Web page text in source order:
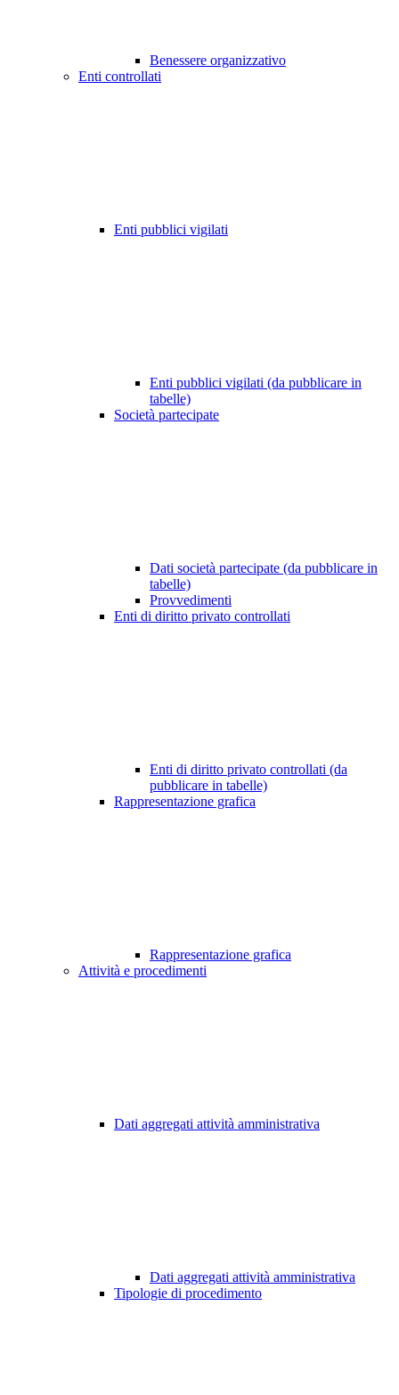
Benessere organizzativo
Enti controllati
Enti pubblici vigilati
Enti pubblici vigilati (da pubblicare in
tabelle)
Società partecipate
Dati società partecipate (da pubblicare in
tabelle)
Provvedimenti
Enti di diritto privato controllati
Enti di diritto privato controllati (da
pubblicare in tabelle)
Rappresentazione grafica
Rappresentazione grafica
Attività e procedimenti
Dati aggregati attività amministrativa
Dati aggregati attività amministrativa
Tipologie di procedimento